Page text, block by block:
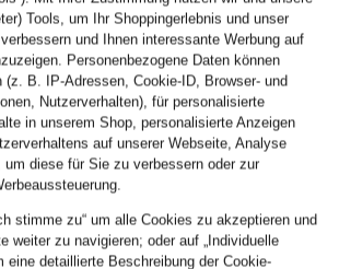
ENTDECKEN
Tools, um Ihr Shoppingerlebnis und unser
und Ihnen interessante Werbung auf
Personenbezogene Daten können
(z. B. IP-Adressen, Cookie-ID, Browser- und
Nutzerverhalten), für personalisierte
in unserem Shop, personalisierte Anzeigen
auf unserer Webseite, Analyse
um diese für Sie zu verbessern oder zur
stimme zu“ um alle Cookies zu akzeptieren und
weiter zu navigieren; oder auf „Individuelle
eine detaillierte Beschreibung der Cookie-